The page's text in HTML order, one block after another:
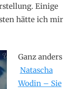
Einige
hätte ich mir
Ganz anders
Natascha
Wodin – Sie